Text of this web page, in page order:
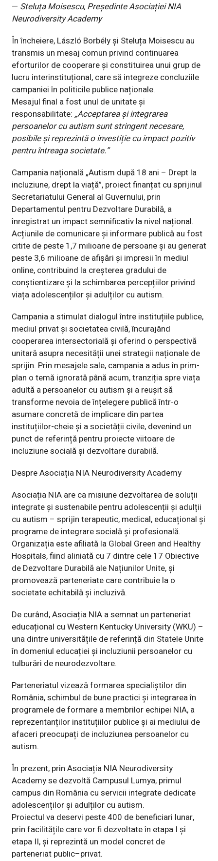
— Steluța Moisescu, Președinte Asociației NIA
Neurodiversity Academy
În încheiere, László Borbély și Steluța Moisescu au
transmis un mesaj comun privind continuarea
eforturilor de cooperare și constituirea unui grup de
lucru interinstituțional, care să integreze concluziile
campaniei în politicile publice naționale.
Mesajul final a fost unul de unitate și
responsabilitate: „Acceptarea și integrarea
persoanelor cu autism sunt stringent necesare,
posibile și reprezintă o investiție cu impact pozitiv
pentru întreaga societate.”
Campania națională „Autism după 18 ani – Drept la
incluziune, drept la viață”, proiect finanțat cu sprijinul
Secretariatului General al Guvernului, prin
Departamentul pentru Dezvoltare Durabilă, a
înregistrat un impact semnificativ la nivel național.
Acțiunile de comunicare și informare publică au fost
citite de peste 1,7 milioane de persoane și au generat
peste 3,6 milioane de afișări și impresii în mediul
online, contribuind la creșterea gradului de
conștientizare și la schimbarea percepțiilor privind
viața adolescenților și adulților cu autism.
Campania a stimulat dialogul între instituțiile publice,
mediul privat și societatea civilă, încurajând
cooperarea intersectorială și oferind o perspectivă
unitară asupra necesității unei strategii naționale de
sprijin. Prin mesajele sale, campania a adus în prim-
plan o temă ignorată până acum,tranziția spre viața
adultă a persoanelor cu autism și a reușit să
transforme nevoia de înțelegere publică într-o
asumare concretă de implicare din partea
instituțiilor-cheie și a societății civile, devenind un
punct de referință pentru proiecte viitoare de
incluziune socială și dezvoltare durabilă.
Despre Asociația NIA Neurodiversity Academy
Asociația NIA are ca misiune dezvoltarea de soluții
integrate și sustenabile pentru adolescenții și adulții
cu autism – sprijin terapeutic, medical, educațional și
programe de integrare socială și profesională.
Organizația este afiliată la Global Green and Healthy
Hospitals, fiind aliniată cu 7 dintre cele 17 Obiective
de Dezvoltare Durabilă ale Națiunilor Unite, și
promovează parteneriate care contribuie la o
societate echitabilă și incluzivă.
De curând, Asociația NIA a semnat un parteneriat
educațional cu Western Kentucky University (WKU) –
una dintre universitățile de referință din Statele Unite
în domeniul educației și incluziunii persoanelor cu
tulburări de neurodezvoltare.
Parteneriatul vizează formarea specialiștilor din
România, schimbul de bune practici și integrarea în
programele de formare a membrilor echipei NIA, a
reprezentanților instituțiilor publice și ai mediului de
afaceri preocupați de incluziunea persoanelor cu
autism.
În prezent, prin Asociația NIA Neurodiversity
Academy se dezvoltă Campusul Lumya, primul
campus din România cu servicii integrate dedicate
adolescenților și adulților cu autism.
Proiectul va deservi peste 400 de beneficiari lunar,
prin facilitățile care vor fi dezvoltate în etapa I și
etapa II, și reprezintă un model concret de
parteneriat public–privat.